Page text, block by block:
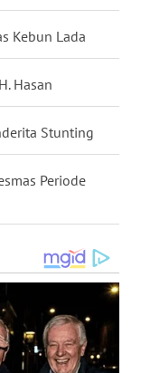
Kebun Lada
Hasan
Stunting
Periode